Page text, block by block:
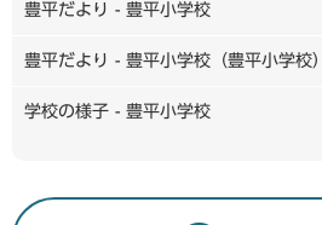
豊平だより - 豊平小学校
豊平だより - 豊平小学校（豊平小学校）
学校の様子 - 豊平小学校